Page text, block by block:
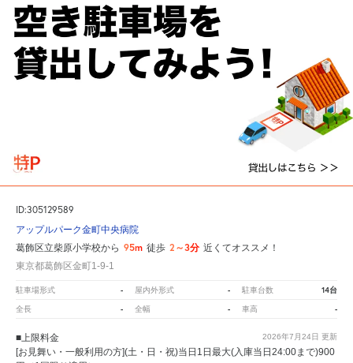
ID:305129589
アップルパーク金町中央病院
葛飾区立柴原小学校から 95m 徒歩 2～3分 近くてオススメ！
東京都葛飾区金町1-9-1
駐車場形式 - 屋内外形式 - 駐車台数 14台
全長 - 全幅 - 車高 -
2026年7月24日 更新
■上限料金
[お見舞い・一般利用の方](土・日・祝)当日1日最大(入庫当日24:00まで)900